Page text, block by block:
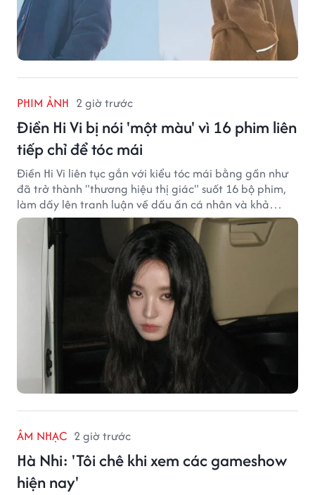
PHIM ẢNH 2 giờ trước
Điền Hi Vi bị nói 'một màu' vì 16 phim liên
tiếp chỉ để tóc mái
Điền Hi Vi liên tục gắn với kiểu tóc mái bằng gần như
đã trở thành "thương hiệu thị giác" suốt 16 bộ phim,
làm dấy lên tranh luận về dấu ấn cá nhân và khả
năng biến hóa trên màn ảnh.
ÂM NHẠC 2 giờ trước
Hà Nhi: 'Tôi chê khi xem các gameshow
hiện nay'